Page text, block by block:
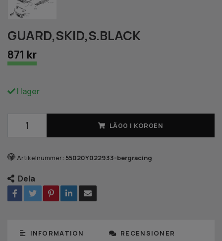
GUARD,SKID,S.BLACK
871 kr
I lager
LÄGG I KORGEN
Artikelnummer: 55020Y022933-bergracing
Dela
INFORMATION RECENSIONER